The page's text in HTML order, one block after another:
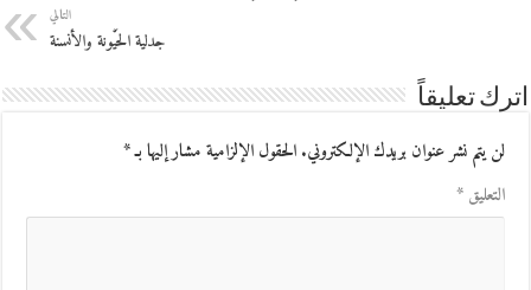
التالي
جدلية الحَيْونة والأنسنة
اترك تعليقاً
لن يتم نشر عنوان بريدك الإلكتروني.الحقول الإلزامية مشار إليها بـ*
التعليق*